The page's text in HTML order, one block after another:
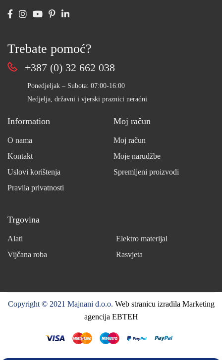
Trebate pomoć?
+387 (0) 32 662 038
Ponedjeljak – Subota: 07:00-16:00
Nedjelja, državni i vjerski praznici neradni
Information
O nama
Kontakt
Uslovi korištenja
Pravila privatnosti
Moj račun
Moj račun
Moje narudžbe
Spremljeni proizvodi
Trgovina
Alati
Elektro materijal
Vijčana roba
Rasvjeta
Copyright © 2021 Majnani d.o.o. Web stranicu izradila Marketing
agencija EBTEH